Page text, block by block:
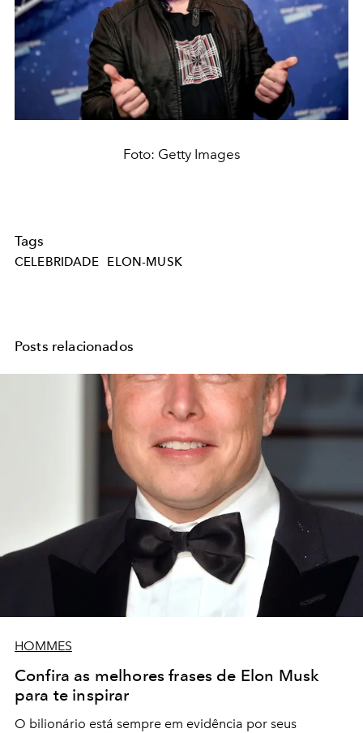
Foto: Getty Images
Tags
CELEBRIDADE ELON-MUSK
Posts relacionados
HOMMES
Confira as melhores frases de Elon Musk
para te inspirar
O bilionário está sempre em evidência por seus